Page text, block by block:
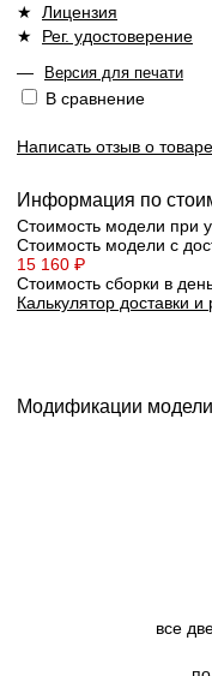
★ Лицензия
★ Рег. удостоверение
—
Версия для печати
В сравнение
Написать отзыв о товаре
Информация по
Стоимость модели при
Стоимость модели с
15 160 ₽
Стоимость сборки в
Калькулятор доставки и
Модификации
все